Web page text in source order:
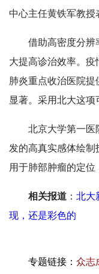
中心主任黄铁军教授
借助高密度分辨
大提高诊治效率。
肺炎重点收治医院
显著。采用北大这项
北京大学第一医
发的高真实感体绘制
用于肺部肿瘤的定位
相关报道 ： 北大
现，还是彩色的
专题链接： 众志